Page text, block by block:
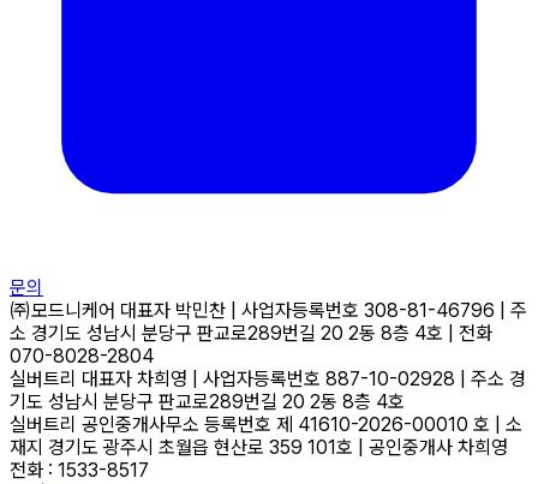
문의
㈜모드니케어 대표자 박민찬 사업자등록번호 308-81-46796
주
소 경기도 성남시 분당구 판교로289번길 20 2동 8층 4호
전화
070-8028-2804
실버트리 대표자 차희영 사업자등록번호 887-10-02928 주소 경
기도 성남시 분당구 판교로289번길 20 2동 8층 4호
실버트리 공인중개사무소 등록번호 제 41610-2026-00010 호
소
재지 경기도 광주시 초월읍 현산로 359 101호 공인중개사 차희영
전화 : 1533-8517